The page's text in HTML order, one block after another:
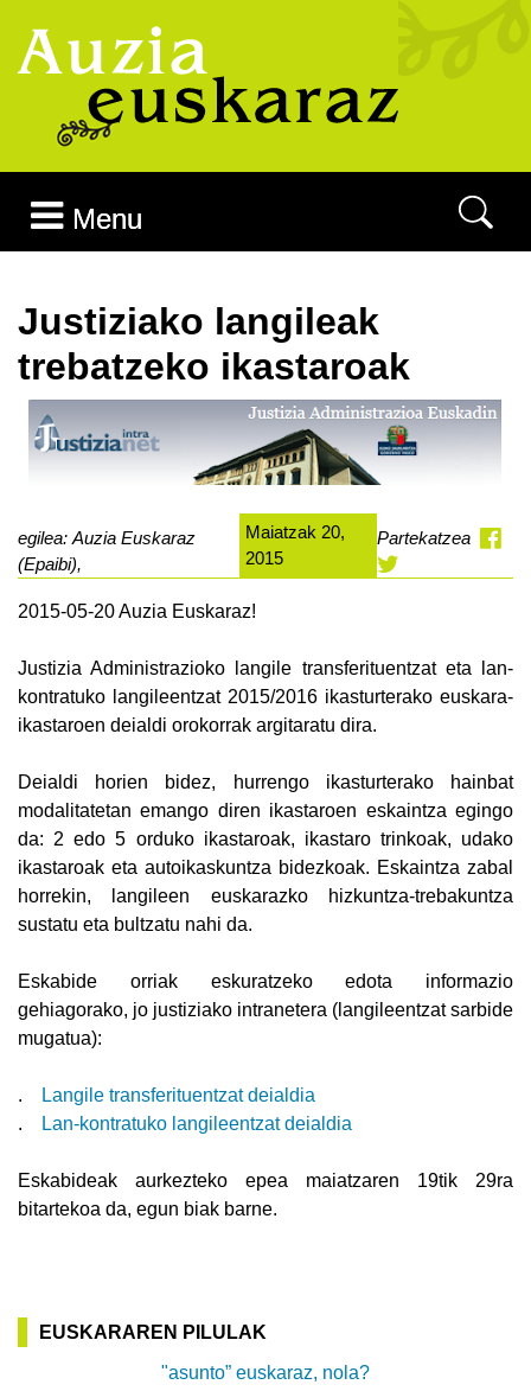
Menu
Justiziako langileak
trebatzeko ikastaroak
egilea: Auzia Euskaraz
(Epaibi),
Maiatzak 20,
2015
Partekatzea
2015-05-20 Auzia Euskaraz!
Justizia Administrazioko langile transferituentzat eta lan-
kontratuko langileentzat 2015/2016 ikasturterako euskara-
ikastaroen deialdi orokorrak argitaratu dira.
Deialdi horien bidez, hurrengo ikasturterako hainbat
modalitatetan emango diren ikastaroen eskaintza egingo
da: 2 edo 5 orduko ikastaroak, ikastaro trinkoak, udako
ikastaroak eta autoikaskuntza bidezkoak. Eskaintza zabal
horrekin, langileen euskarazko hizkuntza-trebakuntza
sustatu eta bultzatu nahi da.
Eskabide orriak eskuratzeko edota informazio
gehiagorako, jo justiziako intranetera (langileentzat sarbide
mugatua):
.
Langile transferituentzat deialdia
.
Lan-kontratuko langileentzat deialdia
Eskabideak aurkezteko epea maiatzaren 19tik 29ra
bitartekoa da, egun biak barne.
EUSKARAREN PILULAK
"asunto” euskaraz, nola?